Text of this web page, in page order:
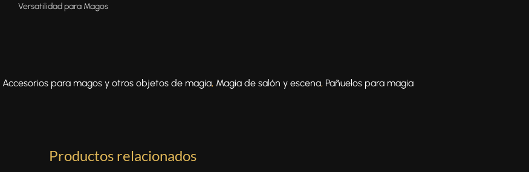
Versatilidad para Magos
Accesorios para magos y otros objetos de magia, Magia de salón y escena, Pañuelos para magia
Productos relacionados